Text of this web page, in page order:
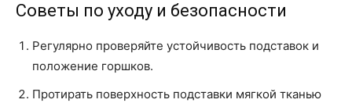
Советы по уходу и безопасности
Регулярно проверяйте устойчивость подставок и
положение горшков.
Протирать поверхность подставки мягкой тканью